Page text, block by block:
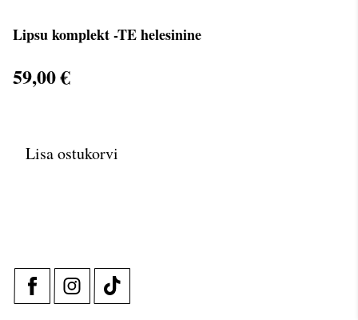
Lipsu komplekt -TE helesinine
59,00 €
Lisa ostukorvi